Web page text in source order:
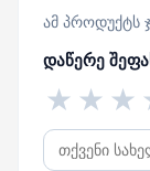
ამ პროდუქტს
დაწერე
★
★
★